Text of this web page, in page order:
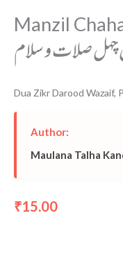
Manzil
صلات و سلام
Dua Zikr Darood Wazaif,
Author:
Maulana Talha
₹15.00